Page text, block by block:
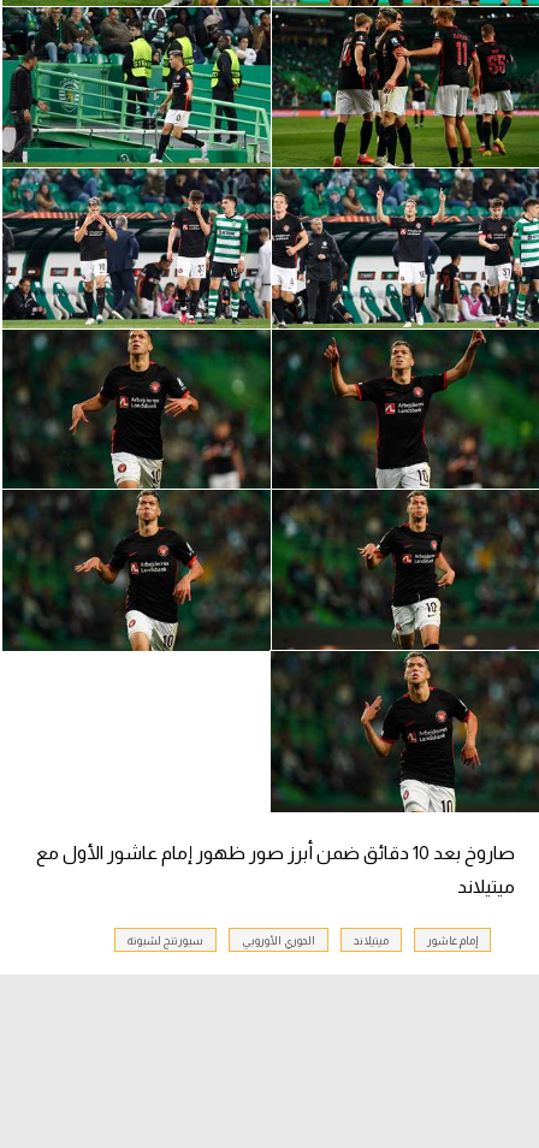
الكرة الإفريقية
منتخب مصر
سعودي في الجول
الدوري الإنجليزي
الدوري الإسباني
دوري أبطال أوروبا
القسم الثاني
رياضات أخرى
أمم إفريقيا
كرة السلة الأمريكية
كرة سلة
كرة يد
كرة طائرة
الوطن العربي
في المونديال
رياضة نسائية
آسيا
ركن الألعاب
أقسام خاصة
صاروخ بعد 10 دقائق ضمن أبرز صور ظهور إمام عاشور الأول مع
ميتيلاند
إمام عاشور ميتيلاند الدوري الأوروبي سبورتنج لشبونة